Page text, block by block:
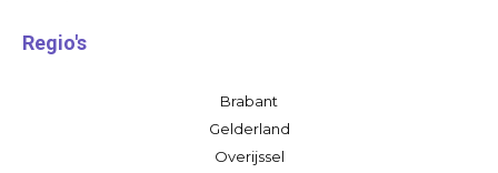
Regio's
Brabant
Gelderland
Overijssel